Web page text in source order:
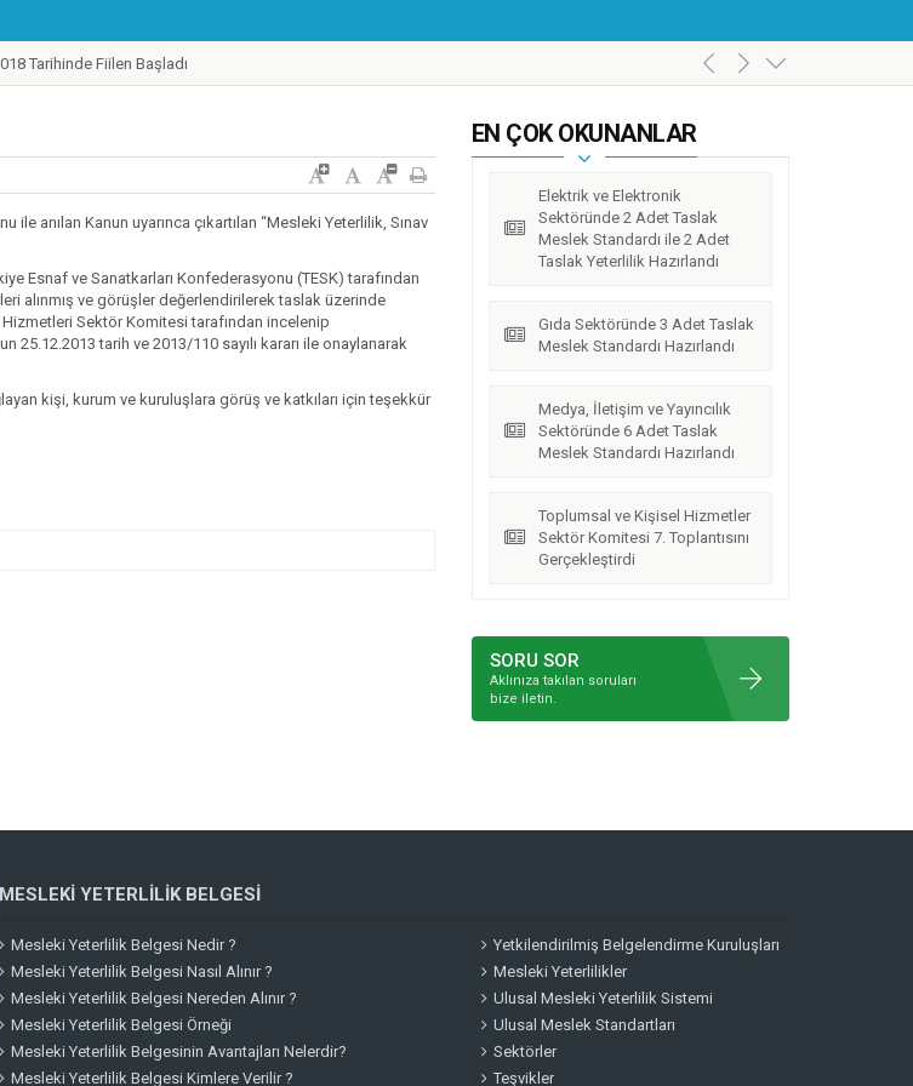
Tarihinde Fiilen Başladı
Toplantısı Gerçekleştirildi
Güncellendi
İşgücü Sayısı 300.000'e ulaştı
Yeterlilik Teşvikleri Yayınlandı
Mesleki Yeterlilik Kurumu Ev Sahipliğinde İstanbul’da Gerçekleştirildi.
anılan Kanun uyarınca çıkartılan “Mesleki Yeterlilik, Sınav
Esnaf ve Sanatkarları Konfederasyonu (TESK) tarafından
alınmış ve görüşler değerlendirilerek taslak üzerinde
Sektör Komitesi tarafından incelenip
tarih ve 2013/110 sayılı kararı ile onaylanarak
kişi, kurum ve kuruluşlara görüş ve katkıları için teşekkür
EN ÇOK OKUNANLAR
Elektrik ve Elektronik
Sektöründe 2 Adet Taslak
Meslek Standardı ile 2 Adet
Taslak Yeterlilik Hazırlandı
Gıda Sektöründe 3 Adet Taslak
Meslek Standardı Hazırlandı
Medya, İletişim ve Yayıncılık
Sektöründe 6 Adet Taslak
Meslek Standardı Hazırlandı
Toplumsal ve Kişisel Hizmetler
Sektör Komitesi 7. Toplantısını
Gerçekleştirdi
SORU SOR
Aklınıza takılan soruları
bize iletin.
MESLEKI YETERLILIK BELGESI
Mesleki Yeterlilik Belgesi Nedir ?
Mesleki Yeterlilik Belgesi Nasıl Alınır ?
Mesleki Yeterlilik Belgesi Nereden Alınır ?
Mesleki Yeterlilik Belgesi Örneği
Mesleki Yeterlilik Belgesinin Avantajları Nelerdir?
Mesleki Yeterlilik Belgesi Kimlere Verilir ?
Yetkilendirilmiş Belgelendirme Kuruluşları
Mesleki Yeterlilikler
Ulusal Mesleki Yeterlilik Sistemi
Ulusal Meslek Standartları
Sektörler
Teşvikler